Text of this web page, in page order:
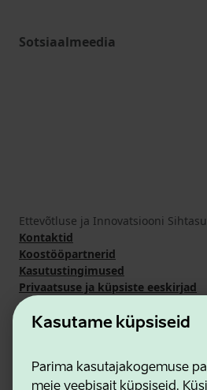
Kasutame küpsiseid
Parima kasutajakogemuse
meie veebisait küpsiseid.
Sotsiaalmeedia
Ettevõtluse ja Innovatsiooni
Kontaktid
Koostööpartnerid
Kasutustingimused
Privaatsuse ja küpsiste eeskirjad